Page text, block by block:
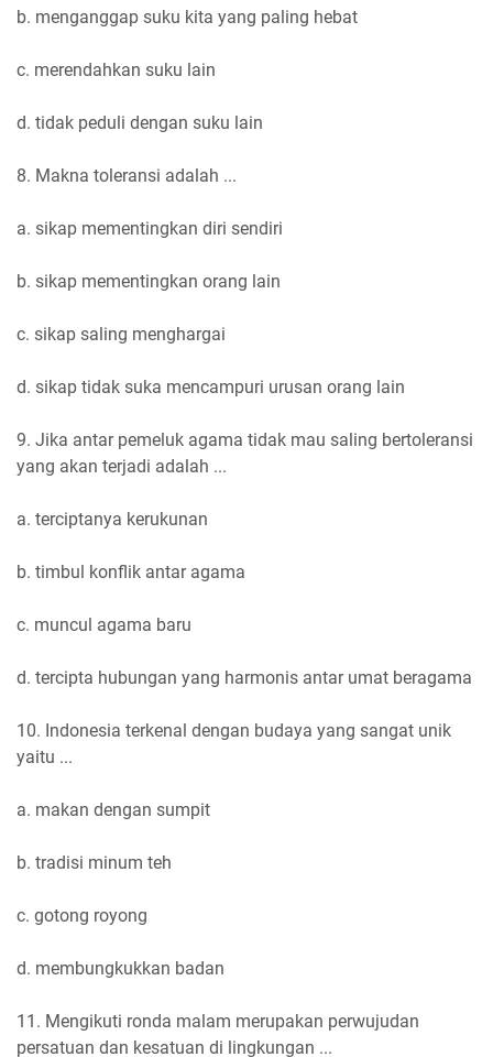
b. menganggap suku kita yang paling hebat
c. merendahkan suku lain
d. tidak peduli dengan suku lain
8. Makna toleransi adalah ...
a. sikap mementingkan diri sendiri
b. sikap mementingkan orang lain
c. sikap saling menghargai
d. sikap tidak suka mencampuri urusan orang lain
9. Jika antar pemeluk agama tidak mau saling bertoleransi
yang akan terjadi adalah ...
a. terciptanya kerukunan
b. timbul konflik antar agama
c. muncul agama baru
d. tercipta hubungan yang harmonis antar umat beragama
10. Indonesia terkenal dengan budaya yang sangat unik
yaitu ...
a. makan dengan sumpit
b. tradisi minum teh
c. gotong royong
d. membungkukkan badan
11. Mengikuti ronda malam merupakan perwujudan
persatuan dan kesatuan di lingkungan ...